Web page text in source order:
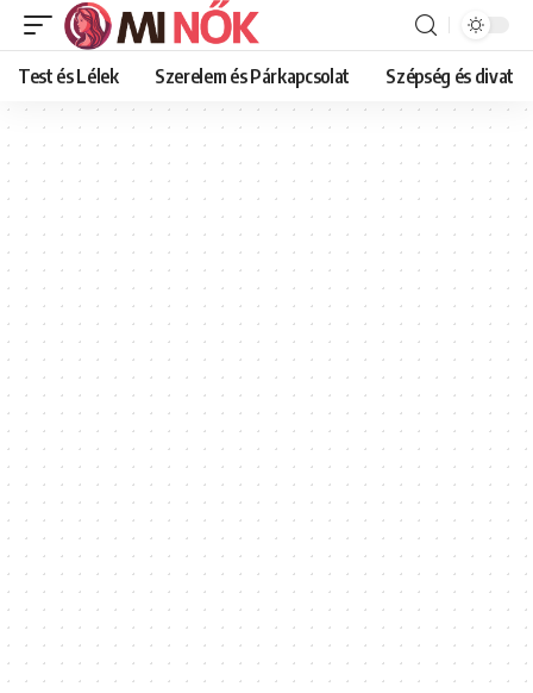
Test és Lélek Szerelem és Párkapcsolat Szépség és divat